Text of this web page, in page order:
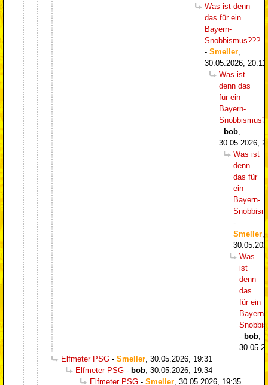
Was ist denn
das für ein
Bayern-
Snobbismus???
- Smeller
30.05.2026, 20:11
Was ist
denn das
für ein
Bayern-
- bob
30.05.2026,
Was ist
denn
das für
ein
Bayern-
-
Smeller
Was
ist
denn
das
für ein
Bayern-
- bob
Elfmeter PSG - Smeller 30.05.2026, 19:31
Elfmeter PSG - bob 30.05.2026, 19:34
Elfmeter PSG - Smeller 30.05.2026, 19:35